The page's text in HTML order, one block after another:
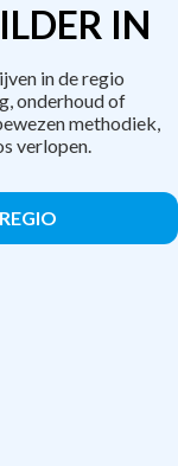
IN
in de regio
onderhoud of
methodiek,
verlopen.